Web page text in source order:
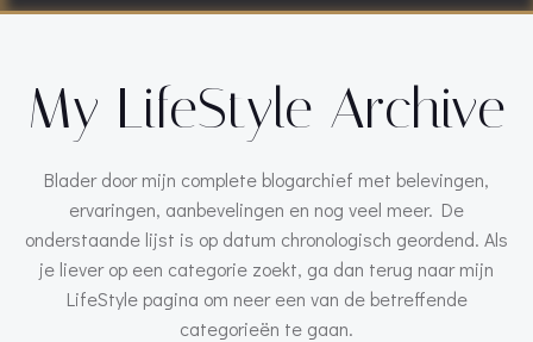
My LifeStyle Archive
Blader door mijn complete blogarchief met belevingen,
ervaringen, aanbevelingen en nog veel meer. De
onderstaande lijst is op datum chronologisch geordend. Als
je liever op een categorie zoekt, ga dan terug naar mijn
LifeStyle pagina om neer een van de betreffende
categorieën te gaan.